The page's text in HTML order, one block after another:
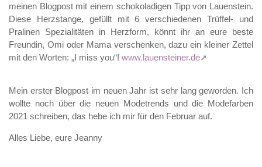
meinen Blogpost mit einem schokoladigen Tipp von Lauenstein.
Diese Herzstange, gefüllt mit 6 verschiedenen Trüffel- und
Pralinen Spezialitäten in Herzform, könnt ihr an eure beste
Freundin, Omi oder Mama verschenken, dazu ein kleiner Zettel
mit den Worten: „I miss you“! www.lauensteiner.de
Mein erster Blogpost im neuen Jahr ist sehr lang geworden. Ich
wollte noch über die neuen Modetrends und die Modefarben
2021 schreiben, das hebe ich mir für den Februar auf.
Alles Liebe, eure Jeanny